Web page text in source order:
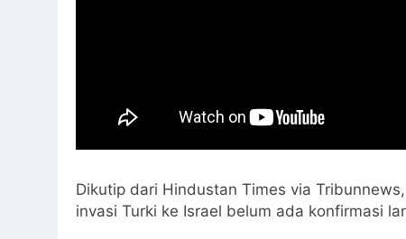
Dikutip dari Hindustan Times via
invasi Turki ke Israel belum ada konfirmasi